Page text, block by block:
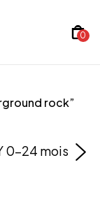
0
rock”
0-24 mois